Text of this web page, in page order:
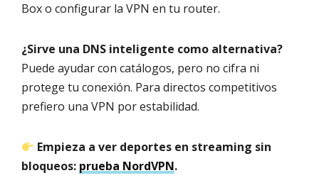
Box o configurar la VPN en tu router.
¿Sirve una DNS inteligente como alternativa?
Puede ayudar con catálogos, pero no cifra ni
protege tu conexión. Para directos competitivos
prefiero una VPN por estabilidad.
Empieza a ver deportes en streaming sin
bloqueos: prueba NordVPN.